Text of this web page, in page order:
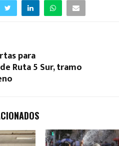
para
Ruta 5 Sur, tramo